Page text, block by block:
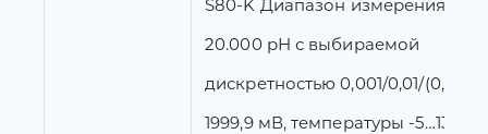
S80-K Диапазон измерения: -
20.000 рН с выбираемой
дискретностью 0,001/0,01/(0,1), -
1999,9 мВ, температуры -5…130С,